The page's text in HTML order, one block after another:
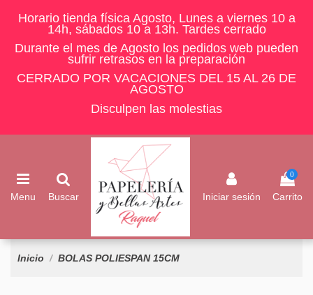
Horario tienda física Agosto, Lunes a viernes 10 a
14h, sábados 10 a 13h. Tardes cerrado
Durante el mes de Agosto los pedidos web pueden
sufrir retrasos en la preparación
CERRADO POR VACACIONES DEL 15 AL 26 DE
AGOSTO
Disculpen las molestias
Menu Buscar Iniciar sesión
0
Carrito
Inicio BOLAS POLIESPAN 15CM